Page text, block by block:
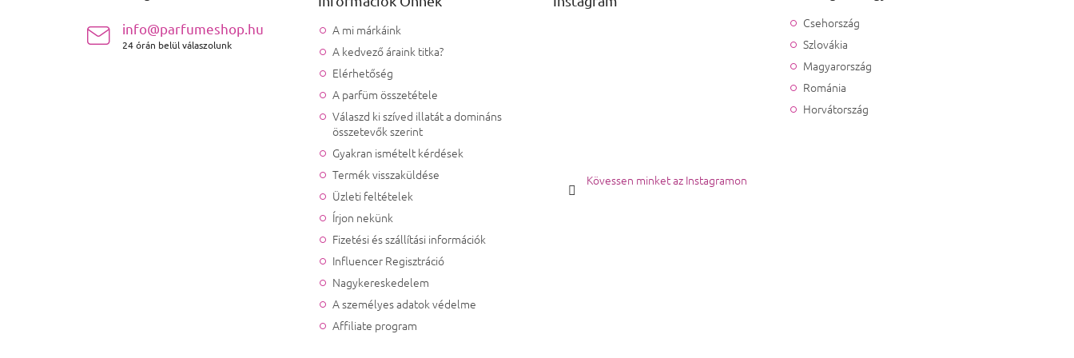
info@parfumeshop.hu
24 órán belül válaszolunk
A mi márkáink
A kedvező áraink titka?
Elérhetőség
A parfüm összetétele
Válaszd ki szíved illatát a domináns
összetevők szerint
Gyakran ismételt kérdések
Termék visszaküldése
Üzleti feltételek
Írjon nekünk
Fizetési és szállítási információk
Influencer Regisztráció
Nagykereskedelem
A személyes adatok védelme
Affiliate program
Kövessen minket az Instagramon
Csehország
Szlovákia
Magyarország
Románia
Horvátország